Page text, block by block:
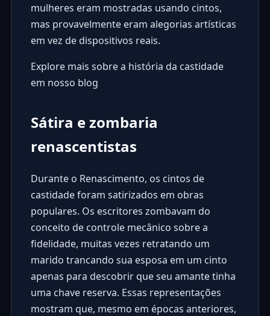
mulheres eram mostradas usando cintos,
mas provavelmente eram alegorias artísticas
em vez de dispositivos reais.
Explore mais sobre a história da castidade
em nosso blog
Sátira e zombaria
renascentistas
Durante o Renascimento, os cintos de
castidade foram satirizados em obras
populares. Os escritores zombavam do
conceito de controle mecânico sobre a
fidelidade, muitas vezes retratando um
marido trancando sua esposa em um cinto
apenas para descobrir que seu amante tinha
uma chave reserva. Essas representações
mostram que, mesmo em épocas anteriores,